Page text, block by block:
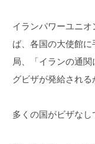
イランパワーユニ
ば、各国の大使館
局、「イランの通
グビザが発給される
多くの国がビザな